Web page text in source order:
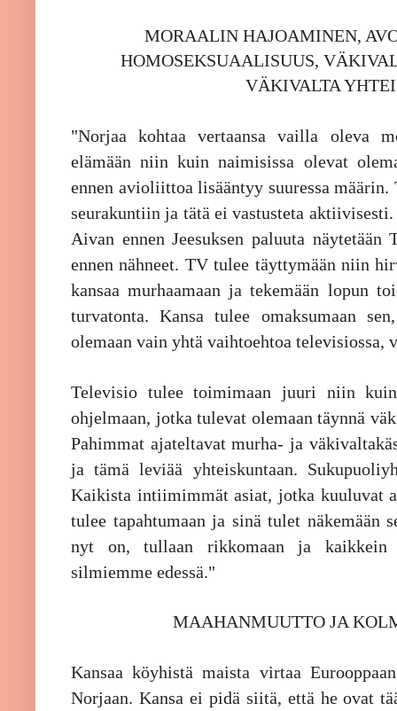
MORAALIN HAJOAMINEN,
HOMOSEKSUAALISUUS,
VÄKIVALTA
"Norjaa kohtaa vertaansa vailla oleva
elämään niin kuin naimisissa olevat
ennen avioliittoa lisääntyy suuressa
seurakuntiin ja tätä ei vastusteta
Aivan ennen Jeesuksen paluuta
ennen nähneet. TV tulee täyttymään niin
kansaa murhaamaan ja tekemään lopun
turvatonta. Kansa tulee omaksumaan
olemaan vain yhtä vaihtoehtoa televisiossa,
Televisio tulee toimimaan juuri niin
ohjelmaan, jotka tulevat olemaan täynnä
Pahimmat ajateltavat murha- ja
ja tämä leviää yhteiskuntaan.
Kaikista intiimimmät asiat, jotka kuuluvat
tulee tapahtumaan ja sinä tulet
nyt on, tullaan rikkomaan ja kaikkein
silmiemme edessä."
MAAHANMUUTTO JA
Kansaa köyhistä maista virtaa
Norjaan. Kansa ei pidä siitä, että he ovat